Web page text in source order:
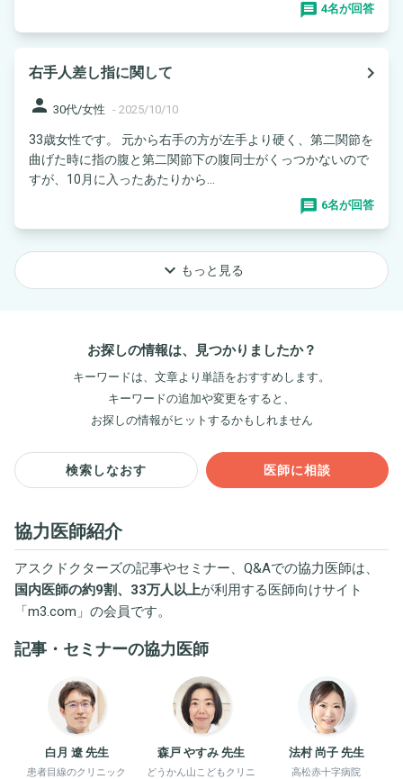
4名が回答
右手人差し指に関して
navigate_next
person 30代/女性 - 2025/10/10
33歳女性です。 元から右手の方が左手より硬く、第二関節を
曲げた時に指の腹と第二関節下の腹同士がくっつかないので
すが、10月に入ったあたりから...
6名が回答
keyboard_arrow_down もっと見る
お探しの情報は、見つかりましたか？
キーワードは、文章より単語をおすすめします。
キーワードの追加や変更をすると、
お探しの情報がヒットするかもしれません
検索しなおす 医師に相談
協力医師紹介
アスクドクターズの記事やセミナー、Q&Aでの協力医師は、
国内医師の約9割、33万人以上が利用する医師向けサイト
「m3.com 」の会員です。
記事・セミナーの協力医師
白月 遼 先生
患者目線のクリニック
森戸 やすみ 先生
どうかん山こどもクリニ
法村 尚子 先生
高松赤十字病院